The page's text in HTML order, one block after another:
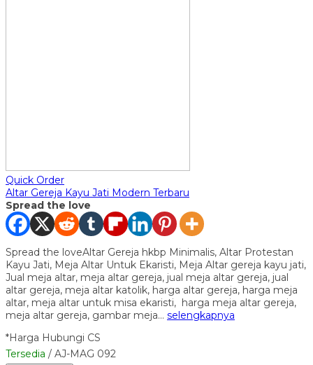
Quick Order
Altar Gereja Kayu Jati Modern Terbaru
Spread the love
Spread the loveAltar Gereja hkbp Minimalis, Altar Protestan
Kayu Jati, Meja Altar Untuk Ekaristi, Meja Altar gereja kayu jati,
Jual meja altar, meja altar gereja, jual meja altar gereja, jual
altar gereja, meja altar katolik, harga altar gereja, harga meja
altar, meja altar untuk misa ekaristi, harga meja altar gereja,
meja altar gereja, gambar meja… selengkapnya
*Harga Hubungi CS
Tersedia / AJ-MAG 092